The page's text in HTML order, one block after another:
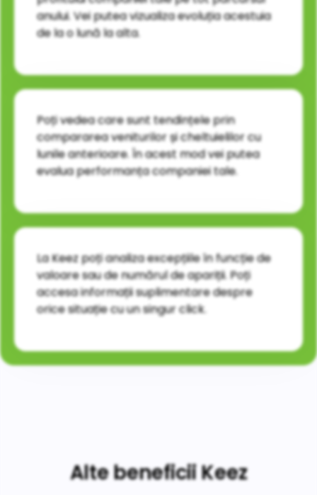
anului. Vei putea vizualiza evoluția acestuia
de la o lună la alta.
Poți vedea care sunt tendințele prin
compararea veniturilor și cheltuielilor cu
lunile anterioare. În acest mod vei putea
evalua performanța companiei tale.
La Keez poți analiza excepțiile în funcție de
valoare sau de numărul de apariții. Poți
accesa informații suplimentare despre
orice situație cu un singur click.
Alte beneficii Keez